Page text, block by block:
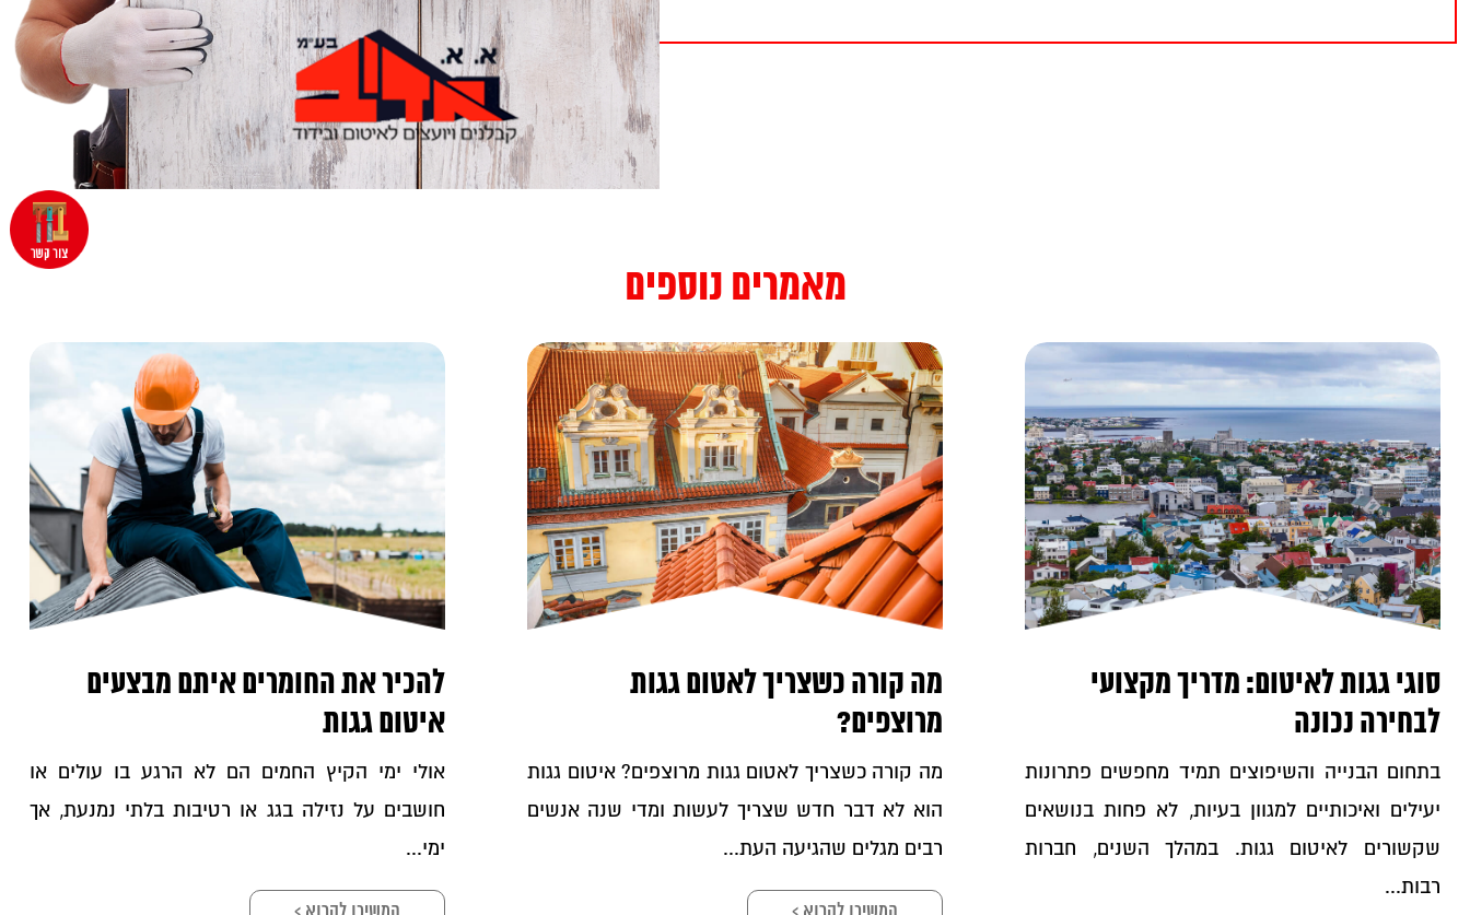
מאמרים נוספים
סוגי גגות לאיטום: מדריך מקצועי
לבחירה נכונה
בתחום הבנייה והשיפוצים תמיד מחפשים פתרונות
יעילים ואיכותיים למגוון בעיות, לא פחות בנושאים
שקשורים לאיטום גגות. במהלך השנים, חברות
רבות...
מה קורה כשצריך לאטום גגות
מרוצפים?
מה קורה כשצריך לאטום גגות מרוצפים? איטום גגות
הוא לא דבר חדש שצריך לעשות ומדי שנה אנשים
רבים מגלים שהגיעה העת...
להכיר את החומרים איתם מבצעים
איטום גגות
אולי ימי הקיץ החמים הם לא הרגע בו עולים או
חושבים על נזילה בגג או רטיבות בלתי נמנעת, אך
ימי...